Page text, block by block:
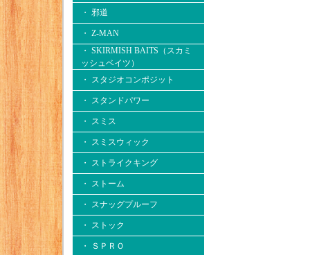
・ 邪道
・ Z-MAN
・ SKIRMISH BAITS（スカミ
ッシュベイツ）
・ スタジオコンポジット
・ スタンドパワー
・ スミス
・ スミスウィック
・ ストライクキング
・ ストーム
・ スナッグプルーフ
・ ストック
・ ＳＰＲＯ